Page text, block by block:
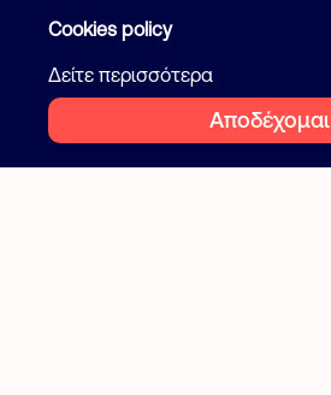
2026 Flatcake. All rights reserved
Ιδιωτικότητα
Cookies
Cookies policy
Δείτε περισσότερα
Αποδέχομαι